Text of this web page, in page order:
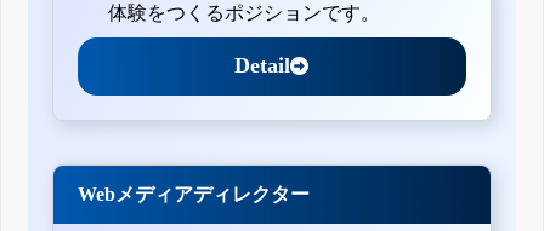
体験をつくるポジションです。
Detail
Webメディアディレクター